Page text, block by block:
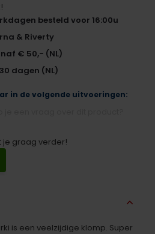
besteld voor 16:00u
& Riverty
€ 50,- (NL)
dagen (NL)
in de volgende uitvoeringen:
je graag verder!
is een veelzijdige klomp. Super